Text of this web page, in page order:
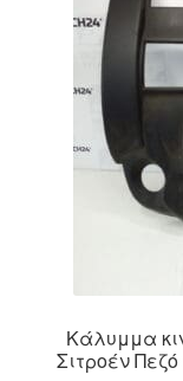
Κάλυμμα
Σιτροέν